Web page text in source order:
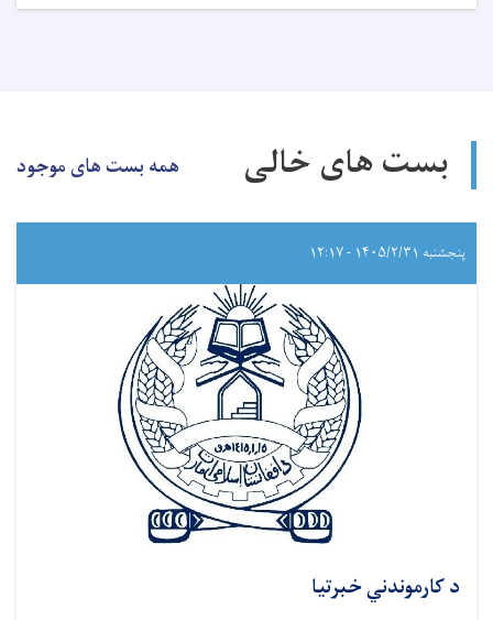
بست های خالی همه بست های موجود
پنجشنبه ۱۴۰۵/۲/۳۱ - ۱۲:۱۷
د کارموندني خبرتیا